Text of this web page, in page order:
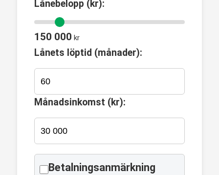
Lånebelopp (kr):
150 000 kr
Lånets löptid (månader):
Månadsinkomst (kr):
Betalningsanmärkning